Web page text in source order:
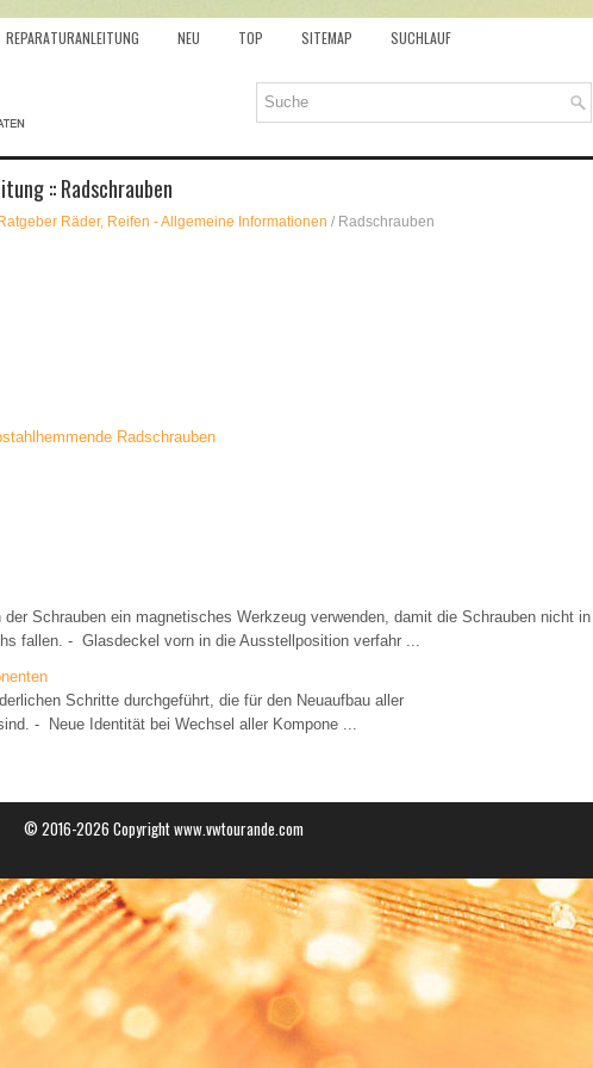
REPARATURANLEITUNG NEU TOP SITEMAP SUCHLAUF
:: Radschrauben
Ratgeber Räder, Reifen - Allgemeine Informationen / Radschrauben
Radschrauben
Schrauben ein magnetisches Werkzeug verwenden, damit die Schrauben nicht in
fallen. - Glasdeckel vorn in die Ausstellposition verfahr ...
Schritte durchgeführt, die für den Neuaufbau aller
- Neue Identität bei Wechsel aller Kompone ...
© 2016-2026 Copyright www.vwtourande.com